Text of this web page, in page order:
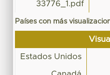
33776_1.pdf
Países con más
Estados Unidos